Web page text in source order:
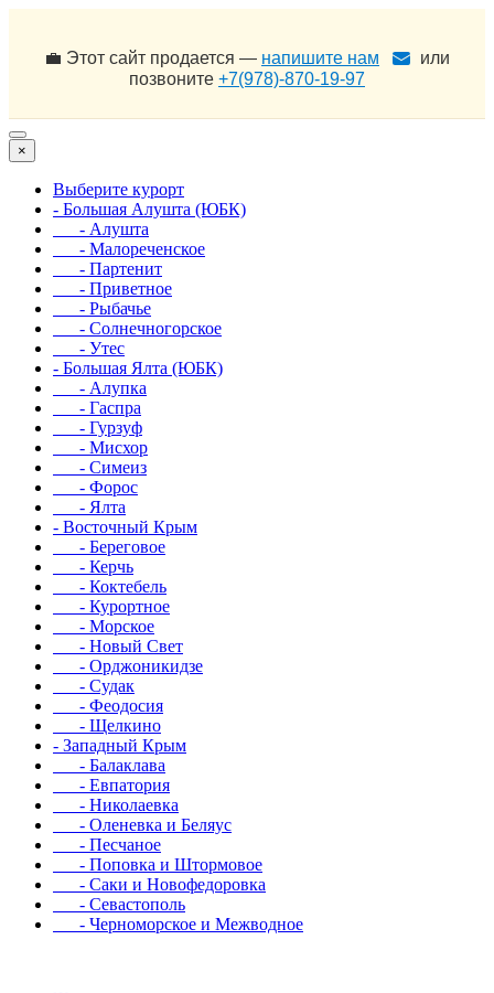
💼 Этот сайт продается — напишите нам
или
позвоните +7(978)-870-19-97
×
Выберите курорт
- Большая Алушта (ЮБК)
- Алушта
- Малореченское
- Партенит
- Приветное
- Рыбачье
- Солнечногорское
- Утес
- Большая Ялта (ЮБК)
- Алупка
- Гаспра
- Гурзуф
- Мисхор
- Симеиз
- Форос
- Ялта
- Восточный Крым
- Береговое
- Керчь
- Коктебель
- Курортное
- Морское
- Новый Свет
- Орджоникидзе
- Судак
- Феодосия
- Щелкино
- Западный Крым
- Балаклава
- Евпатория
- Николаевка
- Оленевка и Беляус
- Песчаное
- Поповка и Штормовое
- Саки и Новофедоровка
- Севастополь
- Черноморское и Межводное